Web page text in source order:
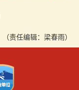
（责任编辑：梁春雨）